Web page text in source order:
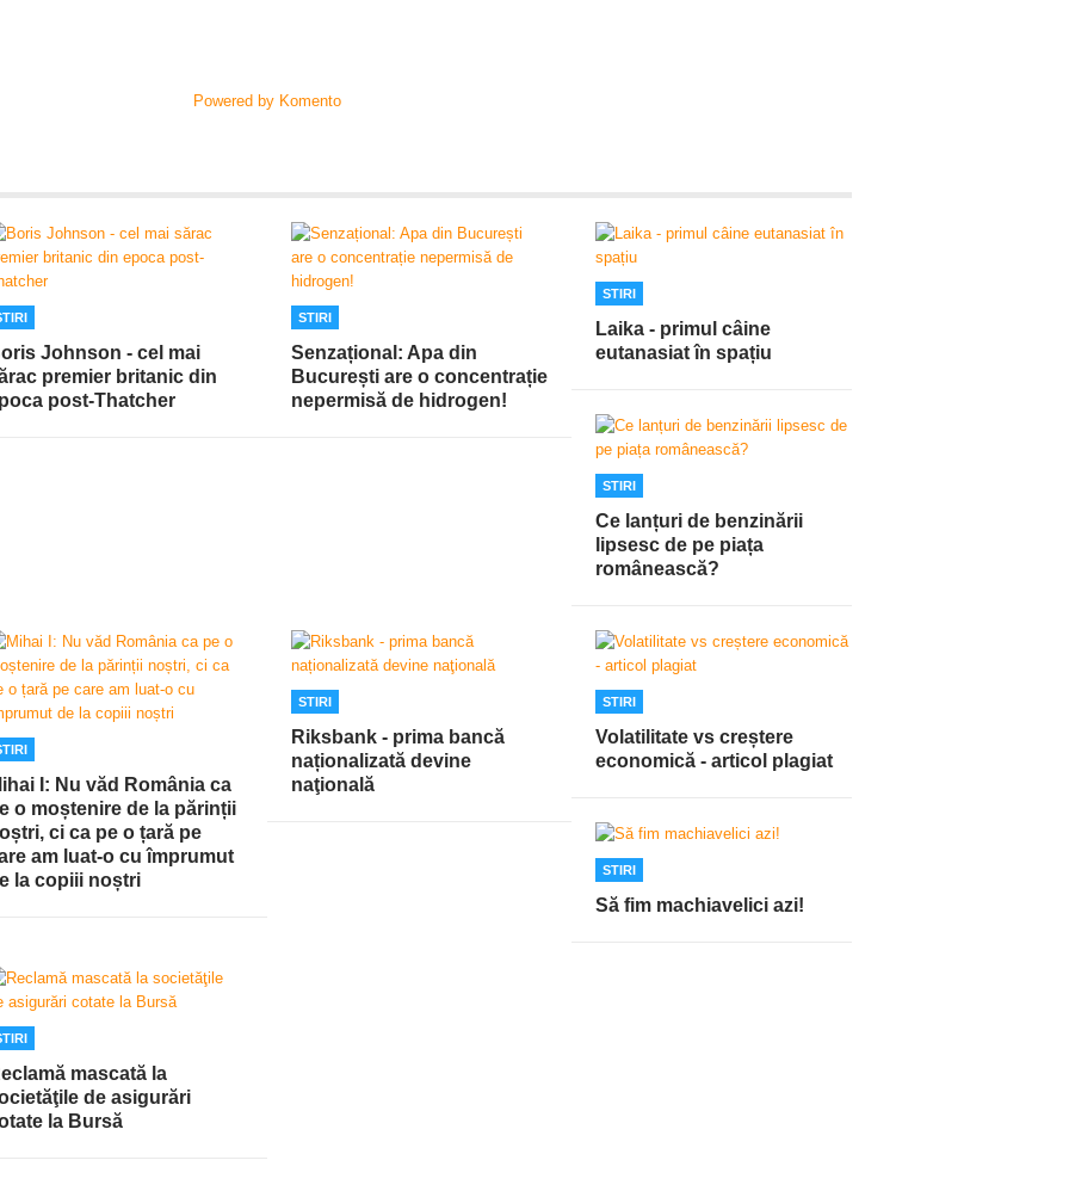
Powered by Komento
Johnson - cel mai
premier britanic din
post-Thatcher
STIRI
Senzațional: Apa din
București are o concentrație
nepermisă de hidrogen!
STIRI
Laika - primul câine
eutanasiat în spațiu
STIRI
Ce lanțuri de benzinării
lipsesc de pe piața
românească?
I: Nu văd România ca
o moștenire de la părinții
ci ca pe o țară pe
am luat-o cu împrumut
la copiii noștri
STIRI
Riksbank - prima bancă
naționalizată devine
naţională
STIRI
Volatilitate vs creștere
economică - articol plagiat
STIRI
Să fim machiavelici azi!
mascată la
de asigurări
la Bursă